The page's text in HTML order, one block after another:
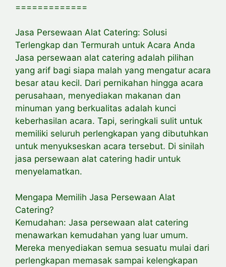
=============
Jasa Persewaan Alat Catering: Solusi
Terlengkap dan Termurah untuk Acara Anda
Jasa persewaan alat catering adalah pilihan
yang arif bagi siapa malah yang mengatur acara
besar atau kecil. Dari pernikahan hingga acara
perusahaan, menyediakan makanan dan
minuman yang berkualitas adalah kunci
keberhasilan acara. Tapi, seringkali sulit untuk
memiliki seluruh perlengkapan yang dibutuhkan
untuk menyukseskan acara tersebut. Di sinilah
jasa persewaan alat catering hadir untuk
menyelamatkan.
Mengapa Memilih Jasa Persewaan Alat
Catering?
Kemudahan: Jasa persewaan alat catering
menawarkan kemudahan yang luar umum.
Mereka menyediakan semua sesuatu mulai dari
perlengkapan memasak sampai kelengkapan